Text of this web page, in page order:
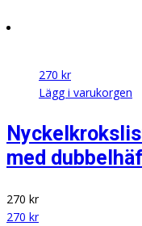
270 kr
Lägg i varukorgen
med
270 kr
270 kr